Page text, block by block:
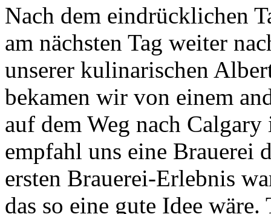
Nach dem eindrücklichen
am nächsten Tag weiter
unserer kulinarischen
bekamen wir von einem
auf dem Weg nach
empfahl uns eine Brauerei
ersten Brauerei-Erlebnis
das so eine gute Idee